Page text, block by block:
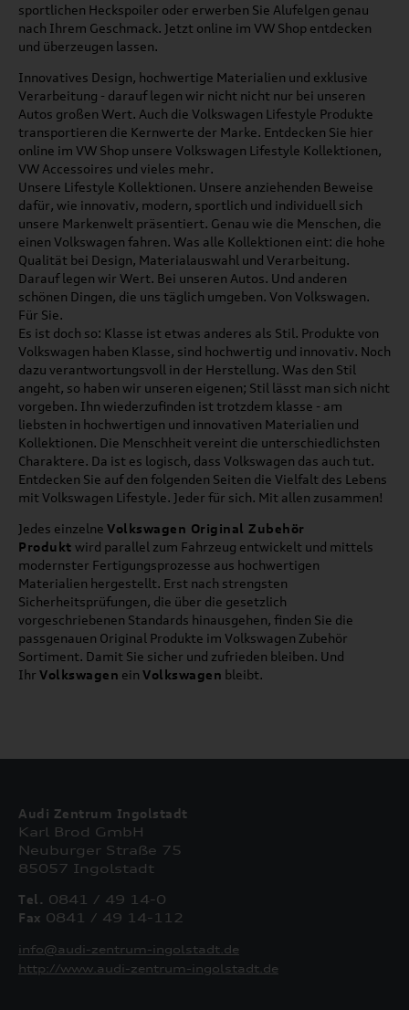
sportlichen Heckspoiler oder erwerben Sie Alufelgen genau
nach Ihrem Geschmack. Jetzt online im VW Shop entdecken
und überzeugen lassen.
Innovatives Design, hochwertige Materialien und exklusive
Verarbeitung - darauf legen wir nicht nicht nur bei unseren
Autos großen Wert. Auch die Volkswagen Lifestyle Produkte
transportieren die Kernwerte der Marke. Entdecken Sie hier
online im VW Shop unsere Volkswagen Lifestyle Kollektionen,
VW Accessoires und vieles mehr.
Unsere Lifestyle Kollektionen. Unsere anziehenden Beweise
dafür, wie innovativ, modern, sportlich und individuell sich
unsere Markenwelt präsentiert. Genau wie die Menschen, die
einen Volkswagen fahren. Was alle Kollektionen eint: die hohe
Qualität bei Design, Materialauswahl und Verarbeitung.
Darauf legen wir Wert. Bei unseren Autos. Und anderen
schönen Dingen, die uns täglich umgeben. Von Volkswagen.
Für Sie.
Es ist doch so: Klasse ist etwas anderes als Stil. Produkte von
Volkswagen haben Klasse, sind hochwertig und innovativ. Noch
dazu verantwortungsvoll in der Herstellung. Was den Stil
angeht, so haben wir unseren eigenen; Stil lässt man sich nicht
vorgeben. Ihn wiederzufinden ist trotzdem klasse - am
liebsten in hochwertigen und innovativen Materialien und
Kollektionen. Die Menschheit vereint die unterschiedlichsten
Charaktere. Da ist es logisch, dass Volkswagen das auch tut.
Entdecken Sie auf den folgenden Seiten die Vielfalt des Lebens
mit Volkswagen Lifestyle. Jeder für sich. Mit allen zusammen!
Jedes einzelne Volkswagen Original Zubehör
Produkt wird parallel zum Fahrzeug entwickelt und mittels
modernster Fertigungsprozesse aus hochwertigen
Materialien hergestellt. Erst nach strengsten
Sicherheitsprüfungen, die über die gesetzlich
vorgeschriebenen Standards hinausgehen, finden Sie die
passgenauen Original Produkte im Volkswagen Zubehör
Sortiment. Damit Sie sicher und zufrieden bleiben. Und
Ihr Volkswagen ein Volkswagen bleibt.
Audi Zentrum Ingolstadt
Karl Brod GmbH
Neuburger Straße 75
85057 Ingolstadt
Tel. 0841 / 49 14-0
Fax 0841 / 49 14-112
info@audi-zentrum-ingolstadt.de
http://www.audi-zentrum-ingolstadt.de